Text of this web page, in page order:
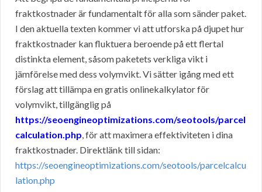
fraktkostnader är fundamentalt för alla som sänder paket.
I den aktuella texten kommer vi att utforska på djupet hur
fraktkostnader kan fluktuera beroende på ett flertal
distinkta element, såsom paketets verkliga vikt i
jämförelse med dess volymvikt. Vi sätter igång med ett
förslag att tillämpa en gratis onlinekalkylator för
volymvikt, tillgänglig på
https://seoengineoptimizations.com/seotools/parcel
calculation.php, för att maximera effektiviteten i dina
fraktkostnader. Direktlänk till sidan:
https://seoengineoptimizations.com/seotools/parcelcalcu
lation.php